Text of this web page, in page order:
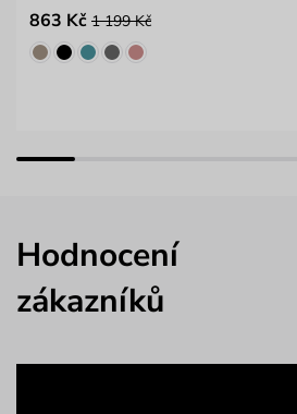
863 Kč 1 199 Kč
Hodnocení
zákazníků